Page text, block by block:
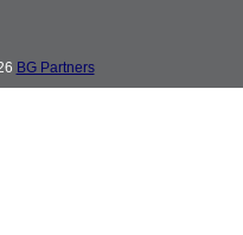
BG Partners